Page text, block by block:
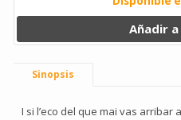
Añadir
Sinopsis
I si l’eco del que mai vas